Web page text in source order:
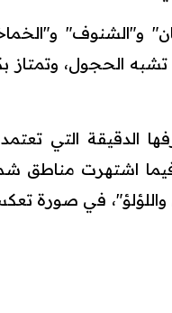
و"الشنوف"
تشبه الحجول،
الدقيقة التي
اشتهرت مناطق
واللؤلؤ"، في صورة